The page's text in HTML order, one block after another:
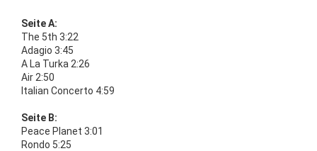
Seite A:
The 5th 3:22
Adagio 3:45
A La Turka 2:26
Air 2:50
Italian Concerto 4:59
Seite B:
Peace Planet 3:01
Rondo 5:25